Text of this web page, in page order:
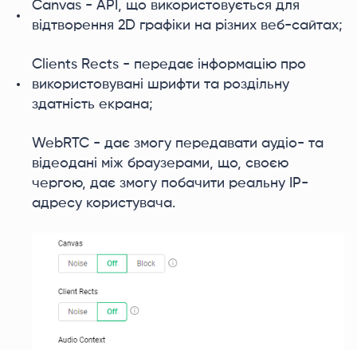
Canvas - API, що використовується для
відтворення 2D графіки на різних веб-сайтах;
Clients Rects - передає інформацію про
використовувані шрифти та роздільну
здатність екрана;
WebRTC - дає змогу передавати аудіо- та
відеодані між браузерами, що, своєю
чергою, дає змогу побачити реальну IP-
адресу користувача.